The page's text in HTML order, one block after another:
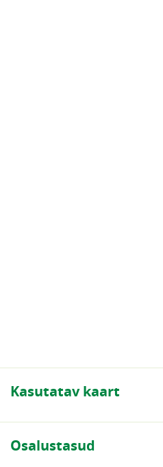
Kasutatav kaart
Osalustasud